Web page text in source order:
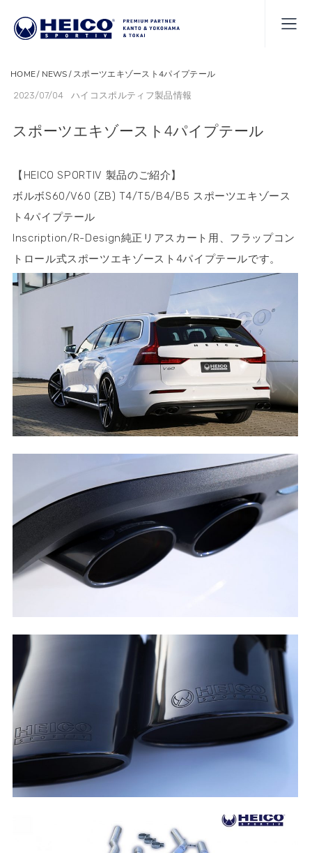
HOME NEWS スポーツエキゾースト4パイプテール
2023/07/04 ハイコスポルティフ製品情報
スポーツエキゾースト4パイプテール
【HEICO SPORTIV 製品のご紹介】
ボルボS60/V60 (ZB) T4/T5/B4/B5 スポーツエキゾース
ト4パイプテール
Inscription/R-Design純正リアスカート用、フラップコン
トロール式スポーツエキゾースト4パイプテールです。